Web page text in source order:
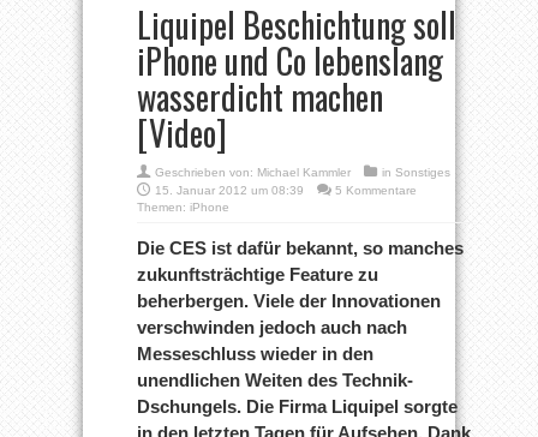
Liquipel Beschichtung soll
iPhone und Co lebenslang
wasserdicht machen
[Video]
Geschrieben von: Michael Kammler in Sonstiges
15. Januar 2012 um 08:39
5 Kommentare
Themen: iPhone
Die CES ist dafür bekannt, so manches
zukunftsträchtige Feature zu
beherbergen. Viele der Innovationen
verschwinden jedoch auch nach
Messeschluss wieder in den
unendlichen Weiten des Technik-
Dschungels. Die Firma Liquipel sorgte
in den letzten Tagen für Aufsehen. Dank